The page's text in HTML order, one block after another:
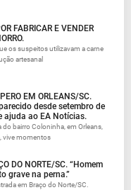
FABRICAR E VENDER
os suspeitos utilizavam a carne
artesanal
EM ORLEANS/SC.
desde setembro de
ajuda ao EA Notícias.
bairro Coloninha, em Orleans,
vive momentos
DO NORTE/SC. “Homem
grave na perna.”
em Braço do Norte/SC.